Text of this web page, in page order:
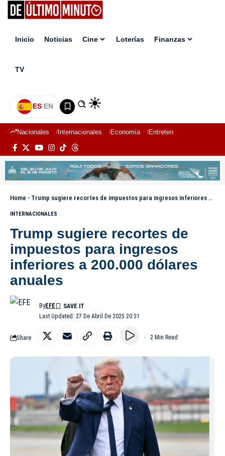
Inicio Noticias Cine Loterías Finanzas
TV
ES|EN
Nacionales Internacionales Economía Entretenimiento
Home - Trump sugiere recortes de impuestos para ingresos inferiores a 200.000 dólares anuales
INTERNACIONALES
Trump sugiere recortes de
impuestos para ingresos
inferiores a 200.000 dólares
anuales
Last Updated: 27 De Abril De 2025 20:31
ByEFE
Share 2 Min Read